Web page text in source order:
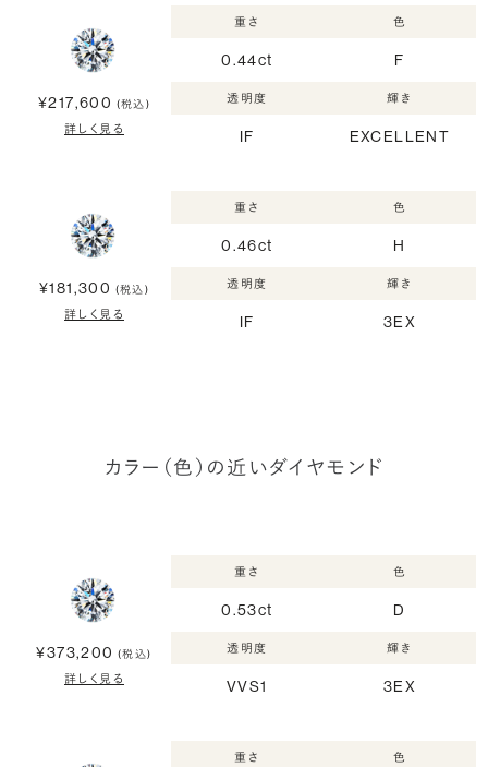
¥217,600 (税込)
詳しく見る
重さ
0.44ct
色
F
透明度
IF
輝き
EXCELLENT
¥181,300 (税込)
詳しく見る
重さ
0.46ct
色
H
透明度
IF
輝き
3EX
カラー（色）の近いダイヤモンド
¥373,200 (税込)
詳しく見る
重さ
0.53ct
色
D
透明度
VVS1
輝き
3EX
重さ 色